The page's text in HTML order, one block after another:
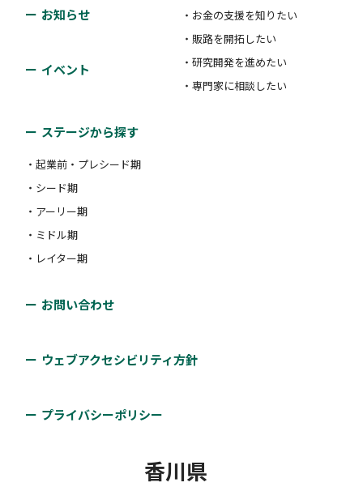
お知らせ
イベント
・お金の支援を知りたい
・販路を開拓したい
・研究開発を進めたい
・専門家に相談したい
ステージから探す
・起業前・プレシード期
・シード期
・アーリー期
・ミドル期
・レイター期
お問い合わせ
ウェブアクセシビリティ方針
プライバシーポリシー
香川県